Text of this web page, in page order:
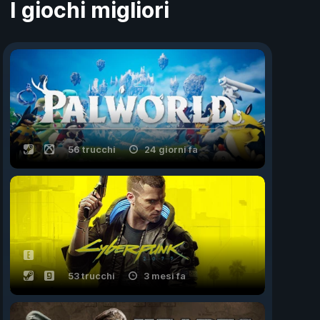
I giochi migliori
56 trucchi 24 giorni fa
53 trucchi 3 mesi fa